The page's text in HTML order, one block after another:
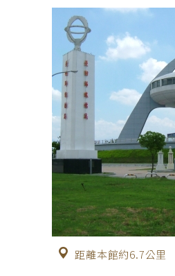
距離本館約6.7公里